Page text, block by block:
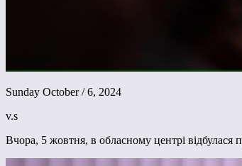
Sunday October / 6, 2024
v.s
Вчора, 5 жовтня, в обласному центрі відбулася